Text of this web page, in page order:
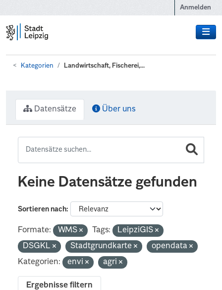
Anmelden
Kategorien Landwirtschaft, Fischerei,...
Datensätze Über uns
Keine Datensätze gefunden
Sortieren nach
Formate: WMS Tags:
LeipziGIS
DSGKL
Stadtgrundkarte
opendata
Kategorien:
envi agri
Ergebnisse filtern